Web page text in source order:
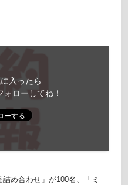
入ったら
ローしてね！
め合わせ」が100名、「ミ